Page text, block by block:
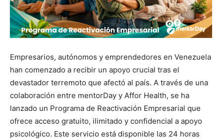
Empresarios, autónomos y emprendedores en Venezuela
han comenzado a recibir un apoyo crucial tras el
devastador terremoto que afectó al país. A través de una
colaboración entre mentorDay y Affor Health, se ha
lanzado un Programa de Reactivación Empresarial que
ofrece acceso gratuito, ilimitado y confidencial a apoyo
psicológico. Este servicio está disponible las 24 horas